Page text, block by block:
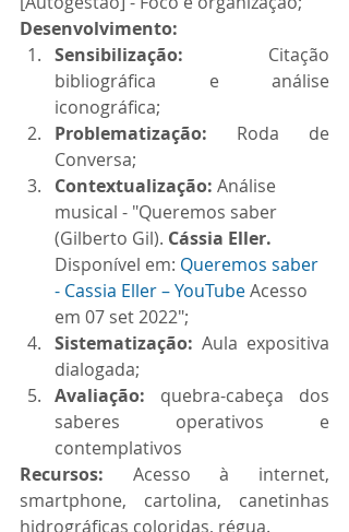
Desenvolvimento:
Sensibilização: Citação
bibliográfica e análise
iconográfica;
Problematização: Roda de
Conversa;
Contextualização: Análise
musical - "Queremos saber
(Gilberto Gil). Cássia Eller.
Disponível em: Queremos saber
- Cassia Eller – YouTube Acesso
em 07 set 2022";
Sistematização: Aula expositiva
dialogada;
Avaliação: quebra-cabeça dos
saberes operativos e
contemplativos
Recursos: Acesso à internet,
smartphone, cartolina, canetinhas
hidrográficas coloridas, régua.